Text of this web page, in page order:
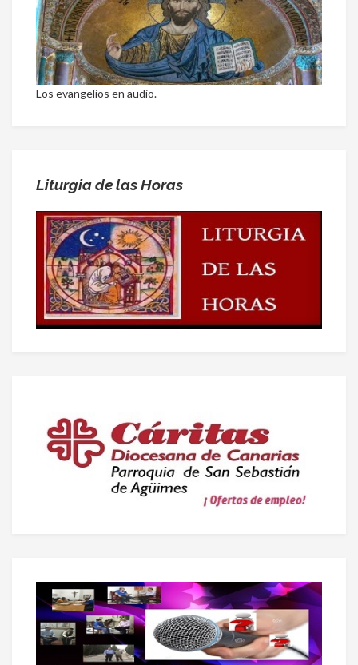
Los evangelios en audio.
Liturgia de las Horas